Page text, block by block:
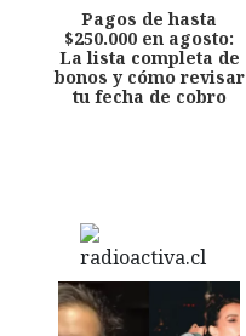
Pagos de hasta
$250.000 en agosto:
La lista completa de
bonos y cómo revisar
tu fecha de cobro